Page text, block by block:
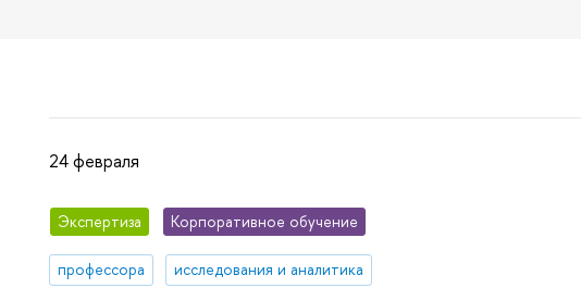
24 февраля
Экспертиза Корпоративное обучение
профессора исследования и аналитика